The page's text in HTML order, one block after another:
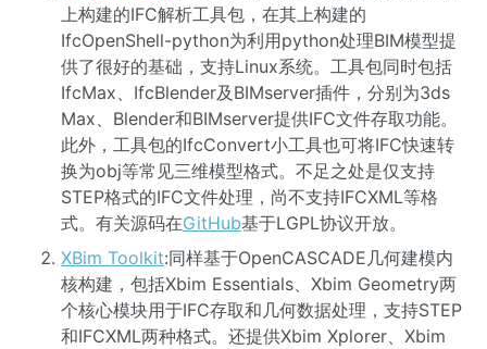
上构建的IFC解析工具包，在其上构建的
IfcOpenShell-python为利用python处理BIM模型提
供了很好的基础，支持Linux系统。工具包同时包括
IfcMax、IfcBlender及BIMserver插件，分别为3ds
Max、Blender和BIMserver提供IFC文件存取功能。
此外，工具包的IfcConvert小工具也可将IFC快速转
换为obj等常见三维模型格式。不足之处是仅支持
STEP格式的IFC文件处理，尚不支持IFCXML等格
式。有关源码在GitHub基于LGPL协议开放。
XBim Toolkit:同样基于OpenCASCADE几何建模内
核构建，包括Xbim Essentials、Xbim Geometry两
个核心模块用于IFC存取和几何数据处理，支持STEP
和IFCXML两种格式。还提供Xbim Xplorer、Xbim